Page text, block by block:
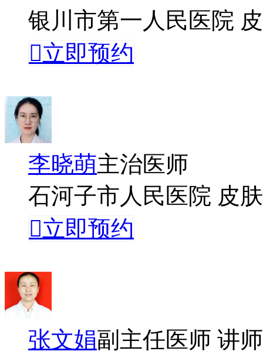
银川市第一人民医院
立即预约
李晓萌主治医师
石河子市人民医院 皮
立即预约
张文娟副主任医师 讲师